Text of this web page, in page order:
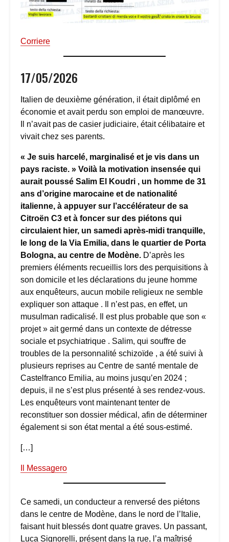
Corriere
17/05/2026
Italien de deuxième génération, il était diplômé en
économie et avait perdu son emploi de manœuvre.
Il n’avait pas de casier judiciaire, était célibataire et
vivait chez ses parents.
« Je suis harcelé, marginalisé et je vis dans un
pays raciste. » Voilà la motivation insensée qui
aurait poussé Salim El Koudri , un homme de 31
ans d’origine marocaine et de nationalité
italienne, à appuyer sur l’accélérateur de sa
Citroën C3 et à foncer sur des piétons qui
circulaient hier, un samedi après-midi tranquille,
le long de la Via Emilia, dans le quartier de Porta
Bologna, au centre de Modène. D’après les
premiers éléments recueillis lors des perquisitions à
son domicile et les déclarations du jeune homme
aux enquêteurs, aucun mobile religieux ne semble
expliquer son attaque . Il n’est pas, en effet, un
musulman radicalisé. Il est plus probable que son «
projet » ait germé dans un contexte de détresse
sociale et psychiatrique . Salim, qui souffre de
troubles de la personnalité schizoïde , a été suivi à
plusieurs reprises au Centre de santé mentale de
Castelfranco Emilia, au moins jusqu’en 2024 ;
depuis, il ne s’est plus présenté à ses rendez-vous.
Les enquêteurs vont maintenant tenter de
reconstituer son dossier médical, afin de déterminer
également si son état mental a été sous-estimé.
[…]
Il Messagero
Ce samedi, un conducteur a renversé des piétons
dans le centre de Modène, dans le nord de l’Italie,
faisant huit blessés dont quatre graves. Un passant,
Luca Signorelli, présent dans la rue, l’a maîtrisé